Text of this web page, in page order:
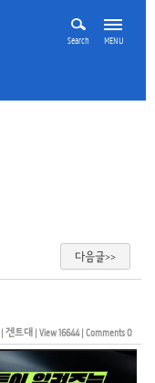
Search MENU
다음글>>
| 겐트대| View 16644| Comments 0